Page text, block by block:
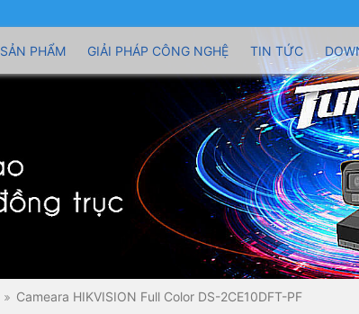
SẢN PHẨM GIẢI PHÁP CÔNG NGHỆ TIN TỨC
Cameara HIKVISION Full Color DS-2CE10DFT-PF